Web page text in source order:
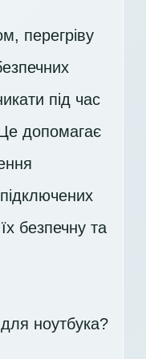
перегріву
під час
допомагає
безпечну та
ноутбука?